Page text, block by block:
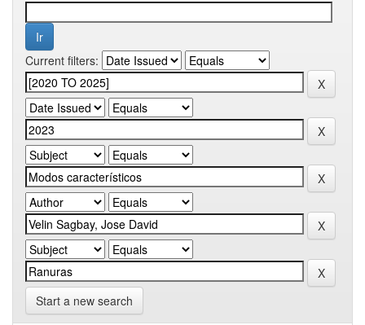
Current filters:
Start a new search